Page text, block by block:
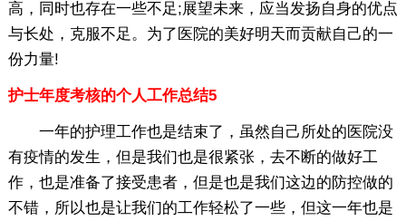
高，同时也存在一些不足;展望未来，应当发扬自身的优点
与长处，克服不足。为了医院的美好明天而贡献自己的一
份力量!
护士年度考核的个人工作总结5
一年的护理工作也是结束了，虽然自己所处的医院没
有疫情的发生，但是我们也是很紧张，去不断的做好工
作，也是准备了接受患者，但是也是我们这边的防控做的
不错，所以也是让我们的工作轻松了一些，但这一年也是